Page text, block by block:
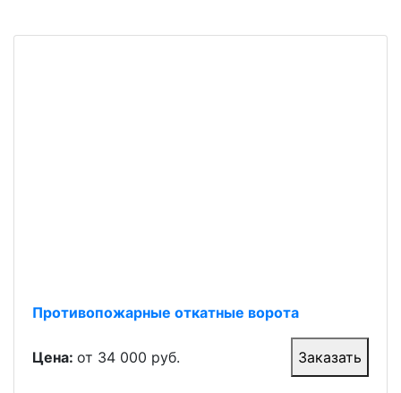
Противопожарные откатные ворота
Цена: от 34 000 руб. Заказать